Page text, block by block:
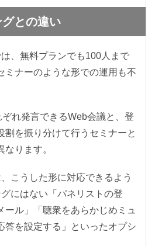
との違い
、無料プランでも100人まで
ミナーのような形での運用も不
れ発言できるWeb会議と、登
割を振り分けて行うセミナーと
ります。
こうした形に対応できるよう
にはない「パネリストの登
ール」「聴衆をあらかじめミュ
答を設定する」といったオプシ